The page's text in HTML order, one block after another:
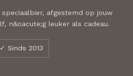
afgestemd op jouw
n&oacute;g leuker als cadeau.
✓ Sinds 2013